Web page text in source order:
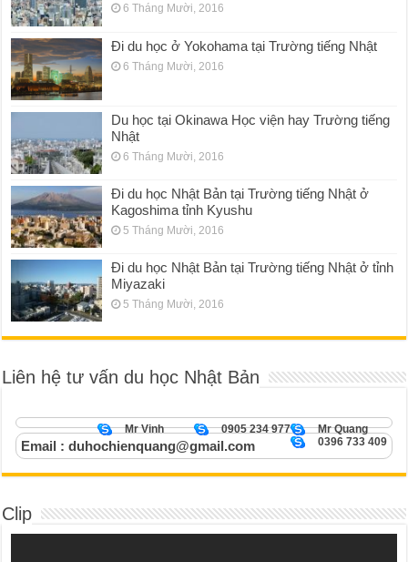
6 Tháng Mười, 2016
Đi du học ở Yokohama tại Trường tiếng Nhật
6 Tháng Mười, 2016
Du học tại Okinawa Học viện hay Trường tiếng
Nhật
6 Tháng Mười, 2016
Đi du học Nhật Bản tại Trường tiếng Nhật ở
Kagoshima tỉnh Kyushu
5 Tháng Mười, 2016
Đi du học Nhật Bản tại Trường tiếng Nhật ở tỉnh
Miyazaki
5 Tháng Mười, 2016
Liên hệ tư vấn du học Nhật Bản
Mr Quang
0905 234 977
Mr Vinh
0396 733 409
Email : duhochienquang@gmail.com
Clip